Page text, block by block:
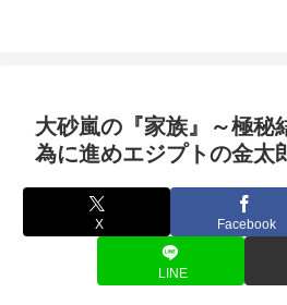
大砂嵐の『家族』～極秘
為に進めエジプトの金太
X Facebook
LINE